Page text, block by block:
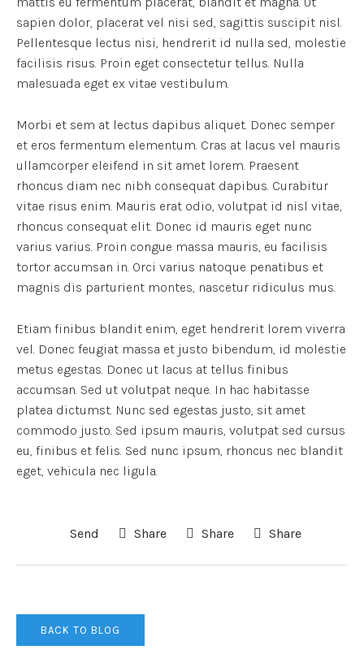
sapien dolor, placerat vel nisi sed, sagittis suscipit nisl.
Pellentesque lectus nisi, hendrerit id nulla sed, molestie
facilisis risus. Proin eget consectetur tellus. Nulla
malesuada eget ex vitae vestibulum.
Morbi et sem at lectus dapibus aliquet. Donec semper
et eros fermentum elementum. Cras at lacus vel mauris
ullamcorper eleifend in sit amet lorem. Praesent
rhoncus diam nec nibh consequat dapibus. Curabitur
vitae risus enim. Mauris erat odio, volutpat id nisl vitae,
rhoncus consequat elit. Donec id mauris eget nunc
varius varius. Proin congue massa mauris, eu facilisis
tortor accumsan in. Orci varius natoque penatibus et
magnis dis parturient montes, nascetur ridiculus mus.
Etiam finibus blandit enim, eget hendrerit lorem viverra
vel. Donec feugiat massa et justo bibendum, id molestie
metus egestas. Donec ut lacus at tellus finibus
accumsan. Sed ut volutpat neque. In hac habitasse
platea dictumst. Nunc sed egestas justo, sit amet
commodo justo. Sed ipsum mauris, volutpat sed cursus
eu, finibus et felis. Sed nunc ipsum, rhoncus nec blandit
eget, vehicula nec ligula.
Send Share Share Share
BACK TO BLOG